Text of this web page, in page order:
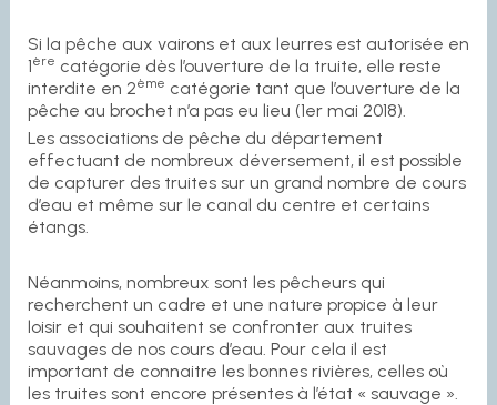
Si la pêche aux vairons et aux leurres est autorisée en
1ère catégorie dès l’ouverture de la truite, elle reste
interdite en 2ème catégorie tant que l’ouverture de la
pêche au brochet n’a pas eu lieu (1er mai 2018).
Les associations de pêche du département
effectuant de nombreux déversement, il est possible
de capturer des truites sur un grand nombre de cours
d’eau et même sur le canal du centre et certains
étangs.
Néanmoins, nombreux sont les pêcheurs qui
recherchent un cadre et une nature propice à leur
loisir et qui souhaitent se confronter aux truites
sauvages de nos cours d’eau. Pour cela il est
important de connaitre les bonnes rivières, celles où
les truites sont encore présentes à l’état « sauvage ».